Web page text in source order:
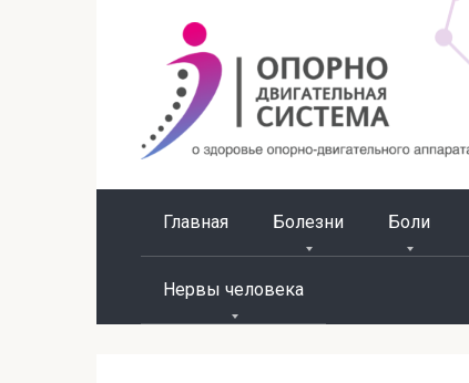
Главная Болезни Боли
Нервы человека